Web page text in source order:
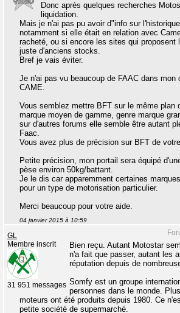
Donc après quelques recherches
liquidation.
Mais je n'ai pas pu avoir d"info sur
notamment si elle était en relation avec
racheté, ou si encore les sites qui proposent
juste d'anciens stocks.
Bref je vais éviter.
Je n'ai pas vu beaucoup de FAAC dans
CAME.
Vous semblez mettre BFT sur le même plan
marque moyen de gamme, genre marque
sur d'autres forums elle semble être autant
Faac.
Vous avez plus de précision sur BFT de
Petite précision, mon portail sera équipé
pèse environ 50kg/battant.
Je le dis car apparemment certaines
pour un type de motorisation particulier.
Merci beaucoup pour votre aide.
04 janvier 2015 à 10:59
GL
Membre inscrit
31 951 messages
Bien reçu. Autant Motostar
n'a fait que passer, autant les
réputation depuis de
Somfy est un groupe
personnes dans le monde.
moteurs ont été produits depuis 1980. Ce
petite société de supermarché.